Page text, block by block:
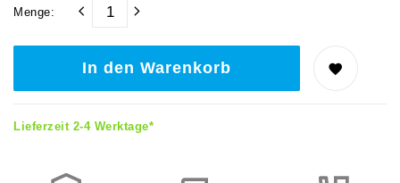
Menge:
In den Warenkorb
Lieferzeit 2-4 Werktage*